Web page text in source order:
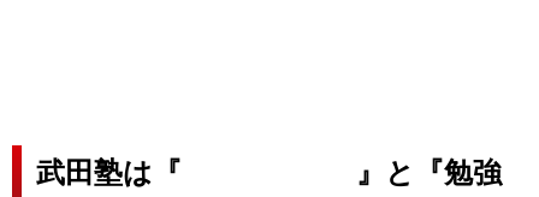
武田塾は『
』と『勉強